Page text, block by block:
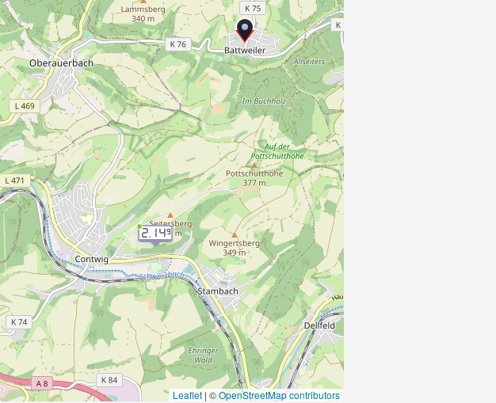
2.149
Leaflet | ©OpenStreetMap contributors